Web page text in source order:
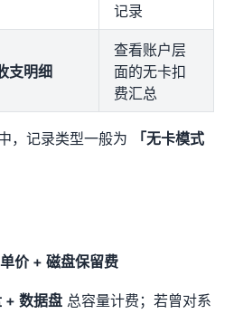
记录
支明细
查看账户层
面的无卡扣
费汇总
，记录类型一般为
「无卡模式
价 + 磁盘保留费
+ 数据盘 总容量计费；若曾对系